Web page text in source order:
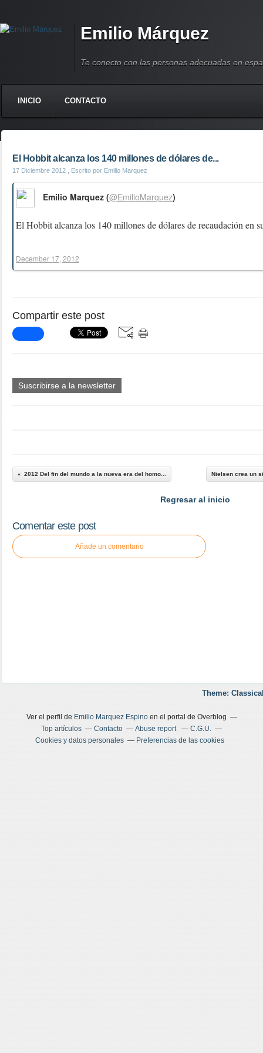
Emilio Márquez
Te conecto con las personas adecuadas en
INICIO CONTACTO
El Hobbit alcanza los 140 millones de dólares de...
17 Diciembre 2012 , Escrito por Emilio Marquez
El Hobbit alcanza los 140 millones de dólares de recaudación en
Emilio Marquez (@EmilioMarquez)
December 17, 2012
Compartir este post
Suscribirse a la newsletter
2012 Del fin del mundo a la nueva era del homo... Nielsen crea un
Regresar al inicio
Comentar este post
Añade un comentario
Theme:
Ver el perfil de Emilio Marquez Espinoen el portal de Overblog
Top artículos
Contacto Abuse report
C.G.U.
Cookies y datos personales
Preferencias de las cookies